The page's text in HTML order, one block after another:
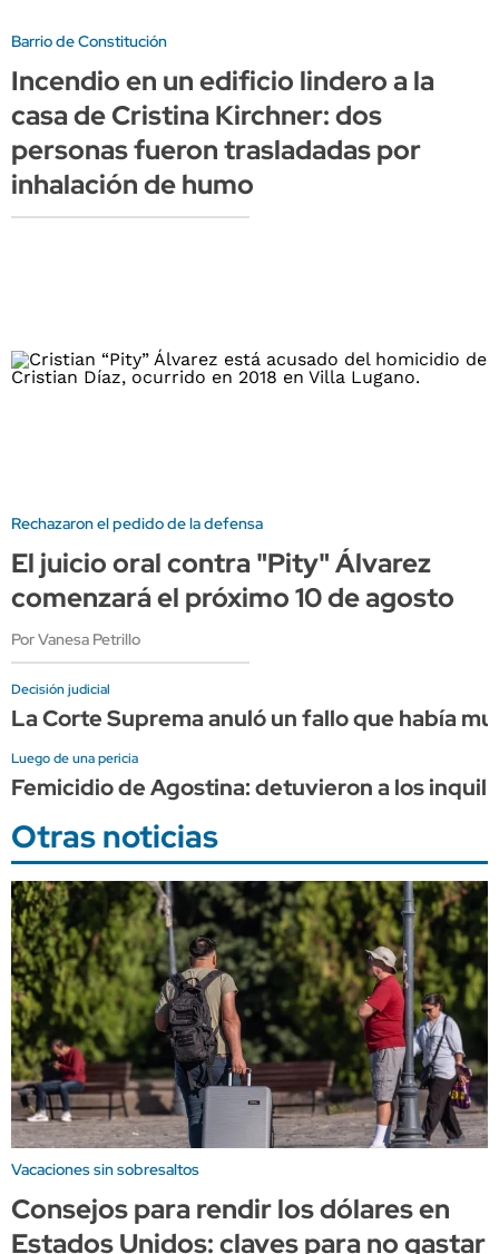
Barrio de Constitución
Incendio en un edificio lindero a la
casa de Cristina Kirchner: dos
personas fueron trasladadas por
inhalación de humo
Rechazaron el pedido de la defensa
El juicio oral contra "Pity" Álvarez
comenzará el próximo 10 de agosto
Por Vanesa Petrillo
Decisión judicial
La Corte Suprema anuló un fallo que había
Luego de una pericia
Femicidio de Agostina: detuvieron a los
Otras noticias
Vacaciones sin sobresaltos
Consejos para rendir los dólares en
Estados Unidos: claves para no gastar